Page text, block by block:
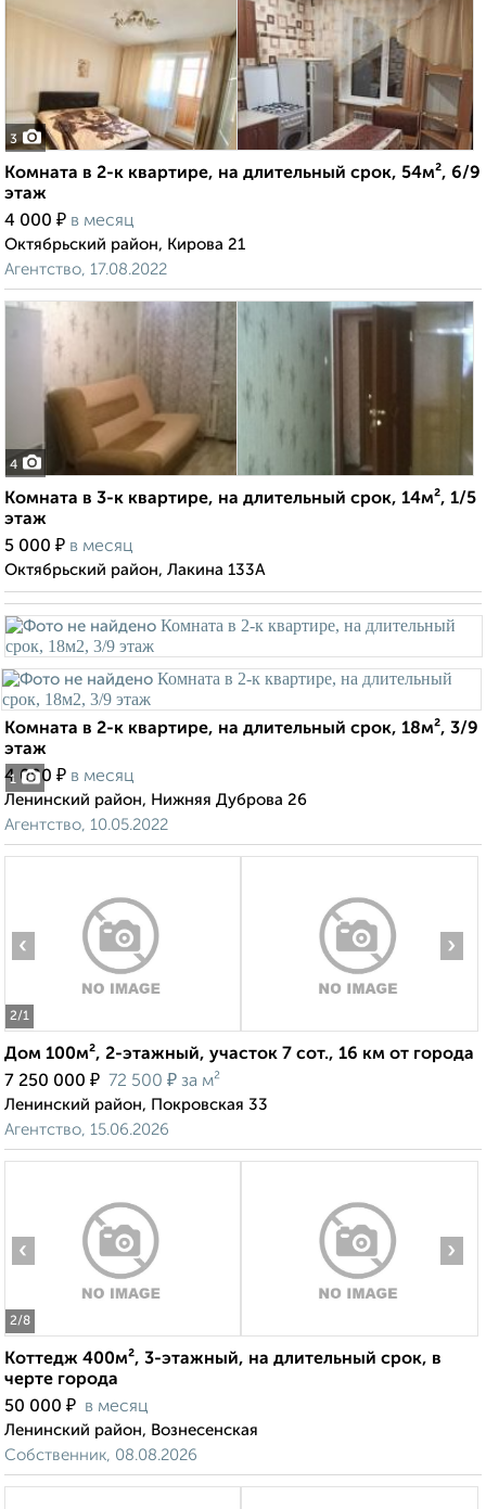
3
Комната в 2-к квартире, на длительный срок, 54м², 6/9
этаж
4 000 ₽ в месяц
Октябрьский район, Кирова 21
Агентство, 17.08.2022
4
Комната в 3-к квартире, на длительный срок, 14м², 1/5
этаж
5 000 ₽ в месяц
Октябрьский район, Лакина 133А
1
Комната в 2-к квартире, на длительный срок, 18м², 3/9
этаж
4 000 ₽ в месяц
Ленинский район, Нижняя Дуброва 26
Агентство, 10.05.2022
2/1
‹ ›
Дом 100м², 2-этажный, участок 7 сот., 16 км от города
7 250 000 ₽ 72 500 ₽ за м²
Ленинский район, Покровская 33
Агентство, 15.06.2026
2/8
‹ ›
Коттедж 400м², 3-этажный, на длительный срок, в
черте города
50 000 ₽ в месяц
Ленинский район, Вознесенская
Собственник, 08.08.2026